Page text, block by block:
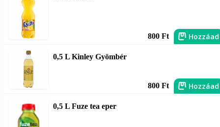
800 Ft Hozzáad
0,5 L Kinley Gyömbér
800 Ft Hozzáad
0,5 L Fuze tea eper